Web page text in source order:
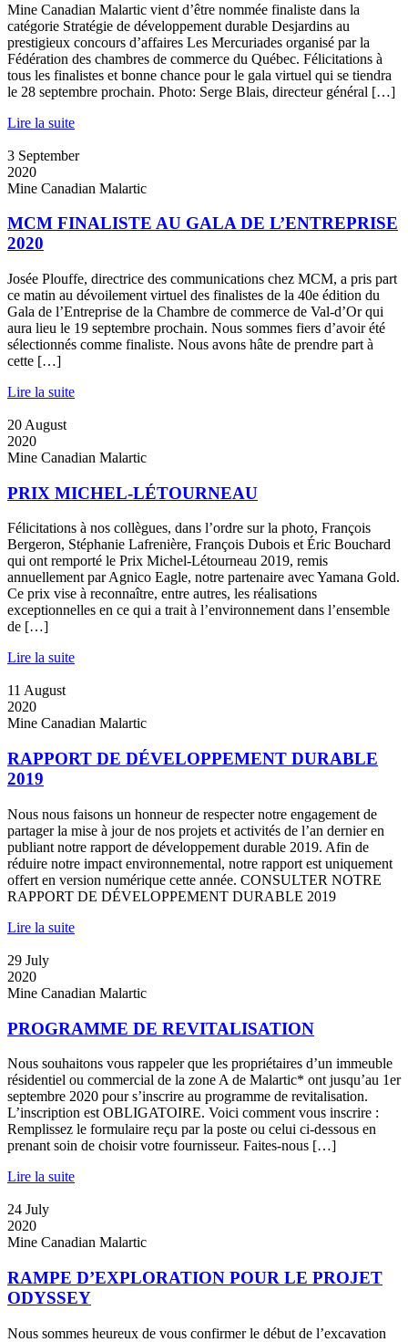
Mine Canadian Malartic vient d’être nommée finaliste dans la
catégorie Stratégie de développement durable Desjardins au
prestigieux concours d’affaires Les Mercuriades organisé par la
Fédération des chambres de commerce du Québec. Félicitations à
tous les finalistes et bonne chance pour le gala virtuel qui se tiendra
le 28 septembre prochain. Photo: Serge Blais, directeur général […]
Lire la suite
3 September
2020
Mine Canadian Malartic
MCM FINALISTE AU GALA DE L’ENTREPRISE
2020
Josée Plouffe, directrice des communications chez MCM, a pris part
ce matin au dévoilement virtuel des finalistes de la 40e édition du
Gala de l’Entreprise de la Chambre de commerce de Val-d’Or qui
aura lieu le 19 septembre prochain. Nous sommes fiers d’avoir été
sélectionnés comme finaliste. Nous avons hâte de prendre part à
cette […]
Lire la suite
20 August
2020
Mine Canadian Malartic
PRIX MICHEL-LÉTOURNEAU
Félicitations à nos collègues, dans l’ordre sur la photo, François
Bergeron, Stéphanie Lafrenière, François Dubois et Éric Bouchard
qui ont remporté le Prix Michel-Létourneau 2019, remis
annuellement par Agnico Eagle, notre partenaire avec Yamana Gold.
Ce prix vise à reconnaître, entre autres, les réalisations
exceptionnelles en ce qui a trait à l’environnement dans l’ensemble
de […]
Lire la suite
11 August
2020
Mine Canadian Malartic
RAPPORT DE DÉVELOPPEMENT DURABLE
2019
Nous nous faisons un honneur de respecter notre engagement de
partager la mise à jour de nos projets et activités de l’an dernier en
publiant notre rapport de développement durable 2019. Afin de
réduire notre impact environnemental, notre rapport est uniquement
offert en version numérique cette année. CONSULTER NOTRE
RAPPORT DE DÉVELOPPEMENT DURABLE 2019
Lire la suite
29 July
2020
Mine Canadian Malartic
PROGRAMME DE REVITALISATION
Nous souhaitons vous rappeler que les propriétaires d’un immeuble
résidentiel ou commercial de la zone A de Malartic* ont jusqu’au 1er
septembre 2020 pour s’inscrire au programme de revitalisation.
L’inscription est OBLIGATOIRE. Voici comment vous inscrire :
Remplissez le formulaire reçu par la poste ou celui ci-dessous en
prenant soin de choisir votre fournisseur. Faites-nous […]
Lire la suite
24 July
2020
Mine Canadian Malartic
RAMPE D’EXPLORATION POUR LE PROJET
ODYSSEY
Nous sommes heureux de vous confirmer le début de l’excavation